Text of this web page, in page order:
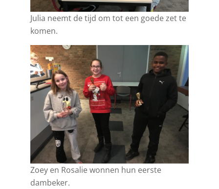
Julia neemt de tijd om tot een goede zet te
komen.
Zoey en Rosalie wonnen hun eerste
dambeker.